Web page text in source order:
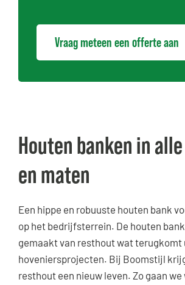
Vraag meteen een offerte aan
Houten banken in
en maten
Een hippe en robuuste houten bank
op het bedrijfsterrein. De houten
gemaakt van resthout wat terugkomt
hoveniersprojecten. Bij Boomstijl
resthout een nieuw leven. Zo gaan